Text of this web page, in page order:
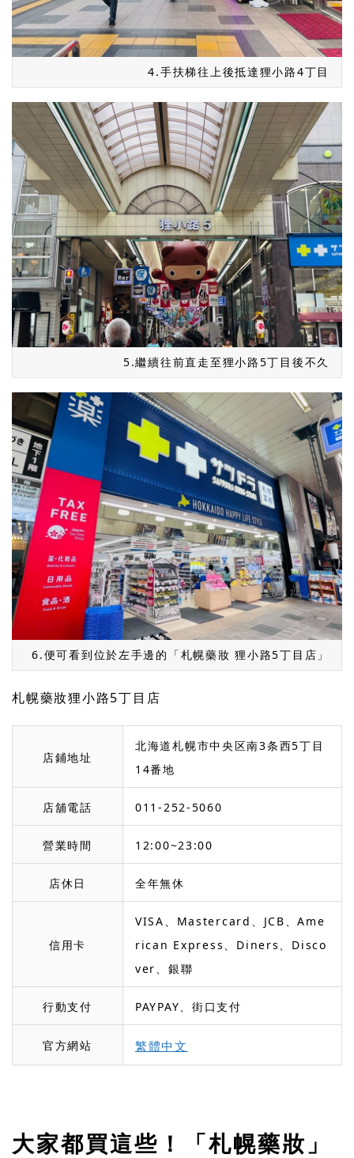
4.手扶梯往上後抵達狸小路4丁目
5.繼續往前直走至狸小路5丁目後不久
6.便可看到位於左手邊的「札幌藥妝 狸小路5丁目店」
札幌藥妝狸小路5丁目店
店鋪地址
北海道札幌市中央区南3条西5丁目
14番地
店舖電話 011-252-5060
營業時間 12:00~23:00
店休日 全年無休
信用卡
VISA、Mastercard、JCB、Ame
rican Express、Diners、Disco
ver、銀聯
行動支付 PAYPAY、街口支付
官方網站 繁體中文
大家都買這些！「札幌藥妝」